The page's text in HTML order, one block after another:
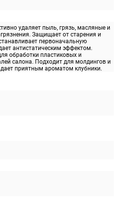
удаляет пыль, грязь, масляные и
Защищает от старения и
первоначальную
антистатическим эффектом.
обработки пластиковых и
салона. Подходит для молдингов и
приятным ароматом клубники.